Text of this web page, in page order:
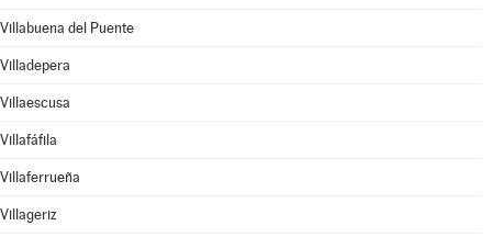
Villabuena del Puente
Villadepera
Villaescusa
Villafáfila
Villaferrueña
Villageriz